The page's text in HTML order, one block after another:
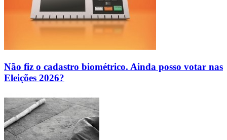
Não fiz o cadastro biométrico. Ainda posso votar nas
Eleições 2026?